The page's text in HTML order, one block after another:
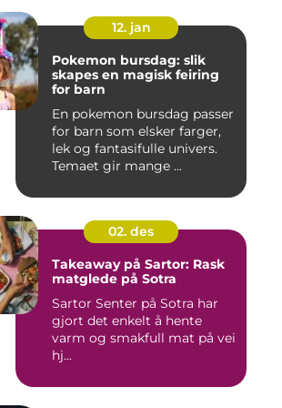
12. jan
Pokemon bursdag: slik
skapes en magisk feiring
for barn
En pokemon bursdag passer
for barn som elsker farger,
lek og fantasifulle univers.
Temaet gir mange ...
02. des
Takeaway på Sartor: Rask
matglede på Sotra
Sartor Senter på Sotra har
gjort det enkelt å hente
varm og smakfull mat på vei
hj...